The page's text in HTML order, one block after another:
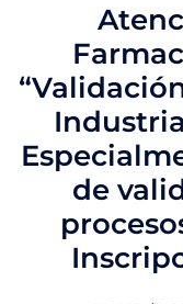
de